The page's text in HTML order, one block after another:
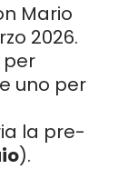
Mario
2026.
per
uno per
la pre-
).